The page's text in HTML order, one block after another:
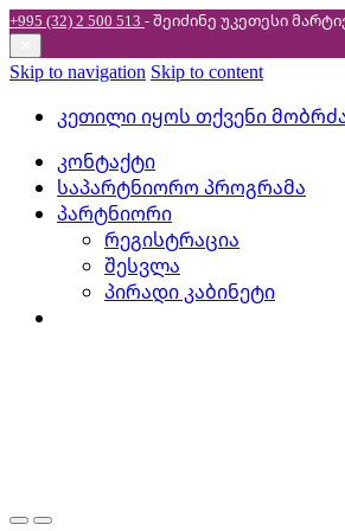
+995 (32) 2 500 513 - შეიძინე უკეთესი
Skip to navigation Skip to content
კეთილი იყოს თქვენი
კონტაქტი
საპარტნიორო პროგრამა
პარტნიორი
რეგისტრაცია
შესვლა
პირადი კაბინეტი